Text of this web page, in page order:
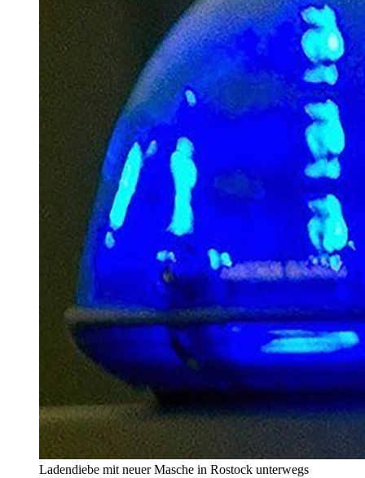
Ladendiebe mit neuer Masche in Rostock unterwegs